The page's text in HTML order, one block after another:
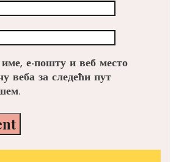
име, е-пошту и веб место
веба за следећи пут